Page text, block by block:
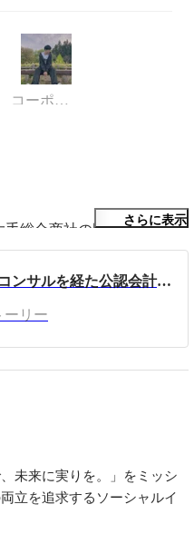
コーポレート・スタッフ
手総合商社の監査担当
クラダシに参画
執行責任を担う。
さらに表示
監査法人、M&Aコンサルを経た公認会計士が、次に目指すもの。（CFOインタビュー）
ーリー
未来に実りを。」をミッシ
立を追求するソーシャルイ